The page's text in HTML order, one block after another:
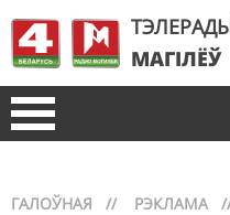
МАГІЛЁЎ
ГАЛОЎНАЯ // РЭКЛАМА